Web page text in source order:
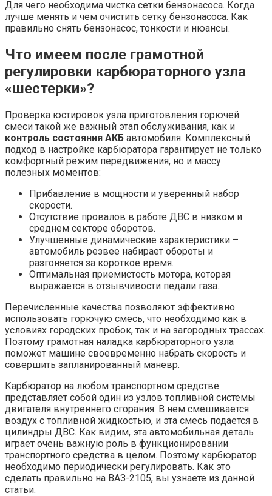
Для чего необходима чистка сетки бензонасоса. Когда
лучше менять и чем очистить сетку бензонасоса. Как
правильно снять бензонасос, тонкости и нюансы.
Что имеем после грамотной
регулировки карбюраторного узла
«шестерки»?
Проверка юстировок узла приготовления горючей
смеси такой же важный этап обслуживания, как и
контроль состояния АКБ автомобиля. Комплексный
подход в настройке карбюратора гарантирует не только
комфортный режим передвижения, но и массу
полезных моментов:
Прибавление в мощности и уверенный набор
скорости.
Отсутствие провалов в работе ДВС в низком и
среднем секторе оборотов.
Улучшенные динамические характеристики –
автомобиль резвее набирает обороты и
разгоняется за короткое время.
Оптимальная приемистость мотора, которая
выражается в отзывчивости педали газа.
Перечисленные качества позволяют эффективно
использовать горючую смесь, что необходимо как в
условиях городских пробок, так и на загородных трассах.
Поэтому грамотная наладка карбюраторного узла
поможет машине своевременно набрать скорость и
совершить запланированный маневр.
Карбюратор на любом транспортном средстве
представляет собой один из узлов топливной системы
двигателя внутреннего сгорания. В нем смешивается
воздух с топливной жидкостью, и эта смесь подается в
цилиндры ДВС. Как видим, эта автомобильная деталь
играет очень важную роль в функционировании
транспортного средства в целом. Поэтому карбюратор
необходимо периодически регулировать. Как это
сделать правильно на ВАЗ-2105, вы узнаете из данной
статьи.